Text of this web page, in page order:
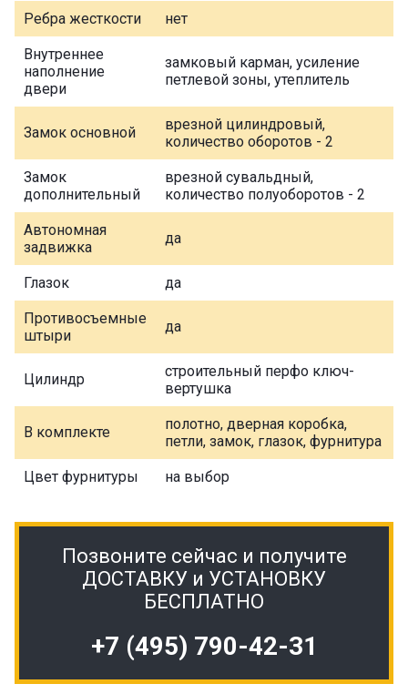
Ребра жесткости нет
Внутреннее
наполнение
двери
замковый карман, усиление
петлевой зоны, утеплитель
Замок основной
врезной цилиндровый,
количество оборотов - 2
Замок
дополнительный
врезной сувальдный,
количество полуоборотов - 2
Автономная
задвижка
да
Глазок да
Противосъемные
штыри
да
Цилиндр
строительный перфо ключ-
вертушка
В комплекте
полотно, дверная коробка,
петли, замок, глазок, фурнитура
Цвет фурнитуры на выбор
Позвоните сейчас и получите
ДОСТАВКУ и УСТАНОВКУ
БЕСПЛАТНО
+7 (495) 790-42-31